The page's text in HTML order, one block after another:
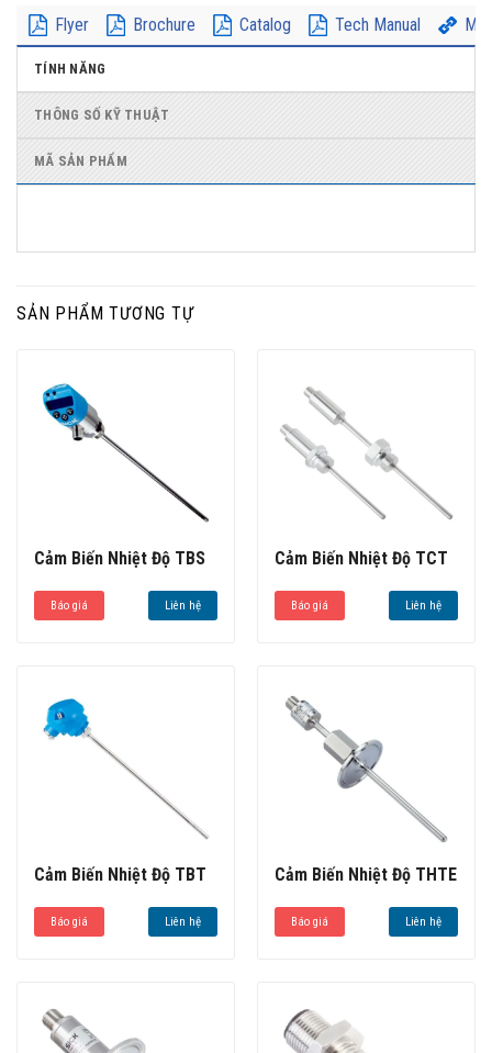
Flyer Brochure Catalog Tech Manual
TÍNH NĂNG
THÔNG SỐ KỸ THUẬT
MÃ SẢN PHẨM
SẢN PHẨM TƯƠNG TỰ
Cảm Biến Nhiệt Độ TBS
Báo giá Liên hệ
Cảm Biến Nhiệt Độ TCT
Báo giá Liên hệ
Cảm Biến Nhiệt Độ TBT
Báo giá Liên hệ
Cảm Biến Nhiệt Độ THTE
Báo giá Liên hệ